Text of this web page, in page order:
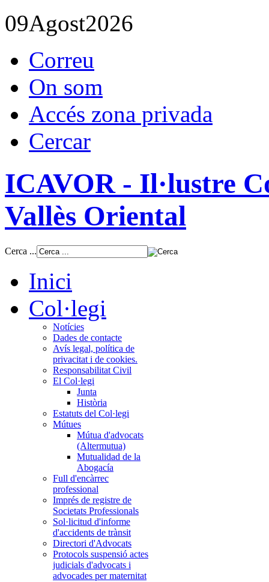
09Agost2026
Correu
On som
Accés zona privada
Cercar
ICAVOR - Il·lustre
Vallès Oriental
Cerca ...
Inici
Col·legi
Notícies
Dades de contacte
Avís legal, política de
privacitat i de cookies.
Responsabilitat Civil
El Col·legi
Junta
Història
Estatuts del Col·legi
Mútues
Mútua d'advocats
(Altermutua)
Mutualidad de la
Abogacía
Full d'encàrrec
professional
Imprés de registre de
Societats Professionals
Sol·licitud d'informe
d'accidents de trànsit
Directori d'Advocats
Protocols suspensió actes
judicials d'advocats i
advocades per maternitat